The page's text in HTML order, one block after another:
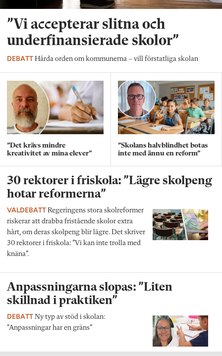
”Vi accepterar slitna och
underfinansierade skolor”
DEBATT Hårda orden om kommunerna – vill förstatliga skolan
”Det krävs mindre
kreativitet av mina elever”
”Skolans halvblindhet botas
inte med ännu en reform”
30 rektorer i friskola: ”Lägre skolpeng
hotar reformerna”
VALDEBATT Regeringens stora skolreformer
riskerar att drabba fristående skolor extra
hårt, om deras skolpeng blir lägre. Det skriver
30 rektorer i friskola: ”Vi kan inte trolla med
knäna”.
Anpassningarna slopas: ”Liten
skillnad i praktiken”
DEBATT Ny typ av stöd i skolan:
"Anpassningar har en gräns”